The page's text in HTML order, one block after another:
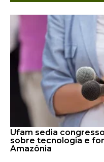
Ufam sedia
sobre tecnologia e
Amazônia